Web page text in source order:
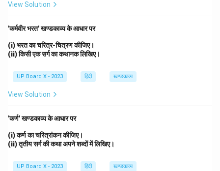
View Solution
'कर्मवीर भरत' खण्डकाव्य के आधार पर
(i) भरत का चरित्र-चित्रण कीजिए।
(ii) किसी एक सर्ग का कथानक लिखिए।
UP Board X - 2023 हिंदी खण्डकाव्य
View Solution
'कर्ण' खण्डकाव्य के आधार पर
(i) कर्ण का चरित्रांकन कीजिए।
(ii) तृतीय सर्ग की कथा अपने शब्दों में लिखिए।
UP Board X - 2023 हिंदी खण्डकाव्य